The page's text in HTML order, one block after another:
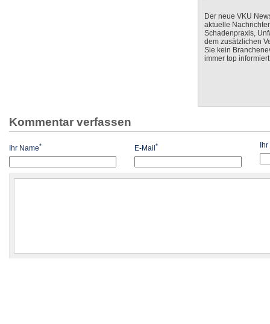
Der neue VKU
aktuelle
Schadenpraxis,
dem zusätzlichen
Sie kein
immer top
Kommentar verfassen
Ihr Name* E-Mail* Ihr